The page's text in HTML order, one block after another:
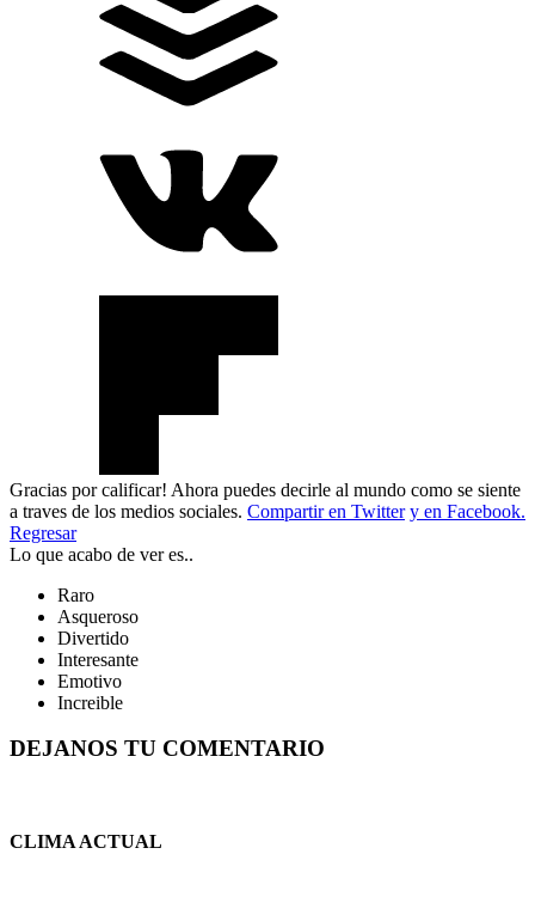
Gracias por calificar! Ahora puedes decirle al mundo como se siente
a traves de los medios sociales. Compartir en Twitter y en Facebook.
Regresar
Lo que acabo de ver es..
Raro
Asqueroso
Divertido
Interesante
Emotivo
Increible
DEJANOS TU COMENTARIO
CLIMA ACTUAL